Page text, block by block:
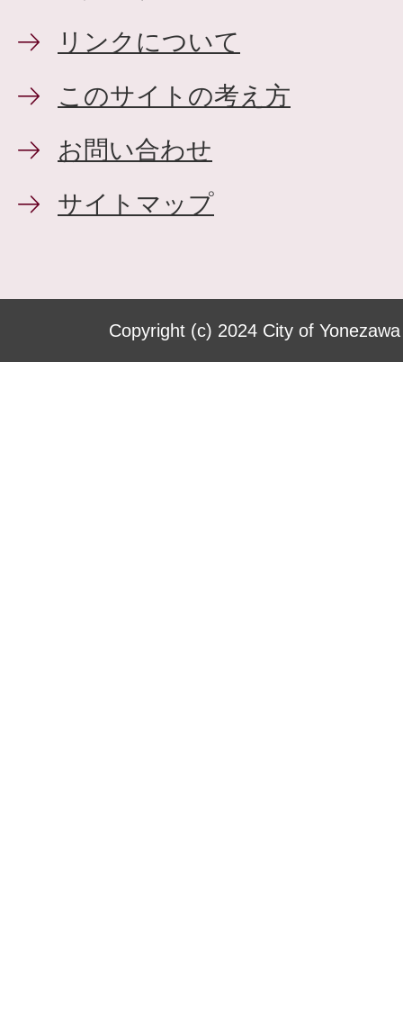
リンクについて
このサイトの考え方
お問い合わせ
サイトマップ
Copyright (c) 2024 City of